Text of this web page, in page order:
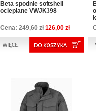
Beta spodnie softshell
ocieplane VWJK398
Cena: 249,60 zł 126,00 zł